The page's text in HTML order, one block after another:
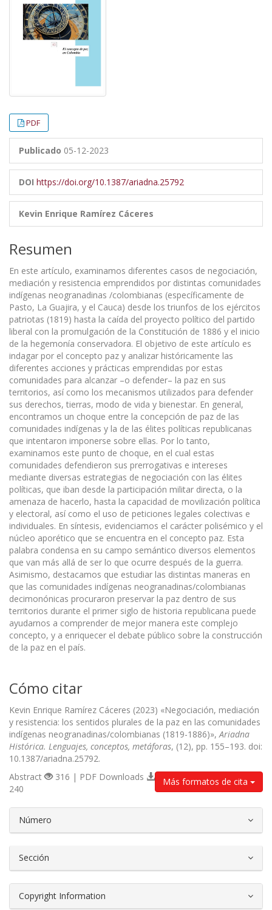
PDF
Publicado 05-12-2023
DOI https://doi.org/10.1387/ariadna.25792
Kevin Enrique Ramírez Cáceres
Resumen
En este artículo, examinamos diferentes casos de negociación,
mediación y resistencia emprendidos por distintas comunidades
indígenas neogranadinas /colombianas (específicamente de
Pasto, La Guajira, y el Cauca) desde los triunfos de los ejércitos
patriotas (1819) hasta la caída del proyecto político del partido
liberal con la promulgación de la Constitución de 1886 y el inicio
de la hegemonía conservadora. El objetivo de este artículo es
indagar por el concepto paz y analizar históricamente las
diferentes acciones y prácticas emprendidas por estas
comunidades para alcanzar –o defender– la paz en sus
territorios, así como los mecanismos utilizados para defender
sus derechos, tierras, modo de vida y bienestar. En general,
encontramos un choque entre la concepción de paz de las
comunidades indígenas y la de las élites políticas republicanas
que intentaron imponerse sobre ellas. Por lo tanto,
examinamos este punto de choque, en el cual estas
comunidades defendieron sus prerrogativas e intereses
mediante diversas estrategias de negociación con las élites
políticas, que iban desde la participación militar directa, o la
amenaza de hacerlo, hasta la capacidad de movilización política
y electoral, así como el uso de peticiones legales colectivas e
individuales. En síntesis, evidenciamos el carácter polisémico y el
núcleo aporético que se encuentra en el concepto paz. Esta
palabra condensa en su campo semántico diversos elementos
que van más allá de ser lo que ocurre después de la guerra.
Asimismo, destacamos que estudiar las distintas maneras en
que las comunidades indígenas neogranadinas/colombianas
decimonónicas procuraron preservar la paz dentro de sus
territorios durante el primer siglo de historia republicana puede
ayudarnos a comprender de mejor manera este complejo
concepto, y a enriquecer el debate público sobre la construcción
de la paz en el país.
Cómo citar
Kevin Enrique Ramírez Cáceres (2023) «Negociación, mediación
y resistencia: los sentidos plurales de la paz en las comunidades
indígenas neogranadinas/colombianas (1819-1886)»,Ariadna
Histórica. Lenguajes, conceptos, metáforas, (12), pp. 155–193. doi:
10.1387/ariadna.25792.
Más formatos de cita
Abstract
316 | PDF Downloads
240
Número
Sección
Copyright Information